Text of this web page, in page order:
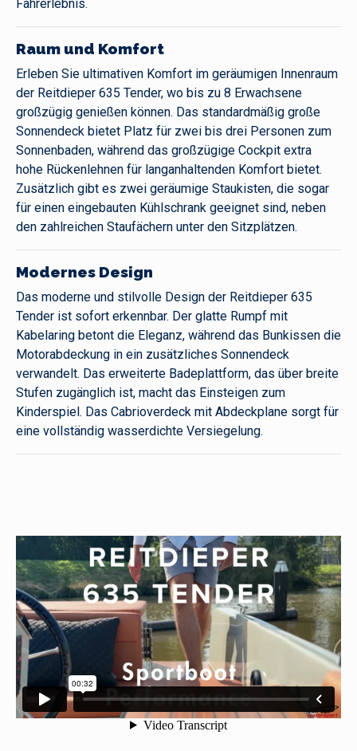
Fahrerlebnis.
Raum und Komfort
Erleben Sie ultimativen Komfort im geräumigen Innenraum
der Reitdieper 635 Tender, wo bis zu 8 Erwachsene
großzügig genießen können. Das standardmäßig große
Sonnendeck bietet Platz für zwei bis drei Personen zum
Sonnenbaden, während das großzügige Cockpit extra
hohe Rückenlehnen für langanhaltenden Komfort bietet.
Zusätzlich gibt es zwei geräumige Staukisten, die sogar
für einen eingebauten Kühlschrank geeignet sind, neben
den zahlreichen Staufächern unter den Sitzplätzen.
Modernes Design
Das moderne und stilvolle Design der Reitdieper 635
Tender ist sofort erkennbar. Der glatte Rumpf mit
Kabelaring betont die Eleganz, während das Bunkissen die
Motorabdeckung in ein zusätzliches Sonnendeck
verwandelt. Das erweiterte Badeplattform, das über breite
Stufen zugänglich ist, macht das Einsteigen zum
Kinderspiel. Das Cabrioverdeck mit Abdeckplane sorgt für
eine vollständig wasserdichte Versiegelung.